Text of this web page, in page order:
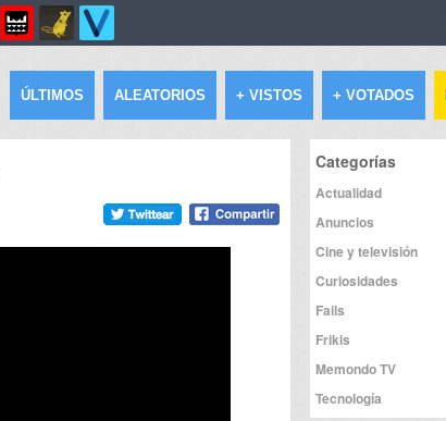
ÚLTIMOS ALEATORIOS + VISTOS + VOTADOS
Categorías
Actualidad
Anuncios
Cine y televisión
Curiosidades
Fails
Frikis
Memondo TV
Tecnología